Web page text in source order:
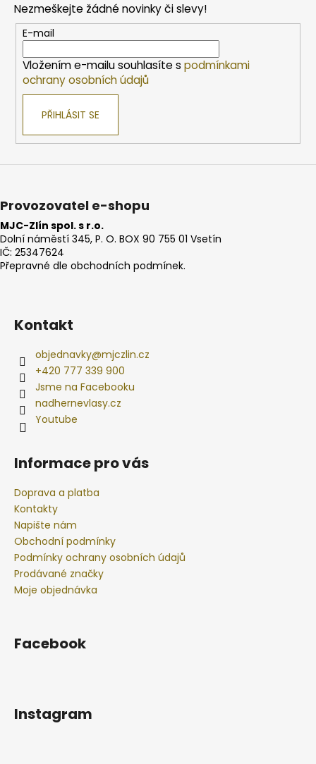
Nezmeškejte žádné novinky či slevy!
E-mail
Vložením e-mailu souhlasíte s podmínkami
ochrany osobních údajů
PŘIHLÁSIT SE
Provozovatel e-shopu
MJC-Zlín spol. s r.o.
Dolní náměstí 345, P. O. BOX 90 755 01 Vsetín
IČ: 25347624
Přepravné dle obchodních podmínek.
Kontakt
objednavky@mjczlin.cz
+420 777 339 900
Jsme na Facebooku
nadhernevlasy.cz
Youtube
Informace pro vás
Doprava a platba
Kontakty
Napište nám
Obchodní podmínky
Podmínky ochrany osobních údajů
Prodávané značky
Moje objednávka
Facebook
Instagram